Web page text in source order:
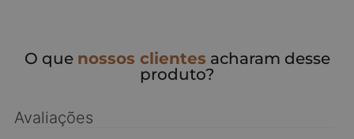
O que nossos clientes acharam desse
produto?
Avaliações